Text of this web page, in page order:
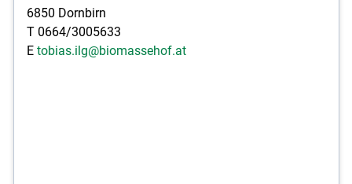
6850 Dornbirn
T 0664/3005633
E tobias.ilg@biomassehof.at